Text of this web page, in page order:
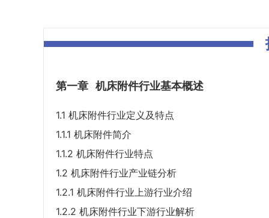
第一章 机床附件行业基本概述
1.1 机床附件行业定义及特点
1.1.1 机床附件简介
1.1.2 机床附件行业特点
1.2 机床附件行业产业链分析
1.2.1 机床附件行业上游行业介绍
1.2.2 机床附件行业下游行业解析